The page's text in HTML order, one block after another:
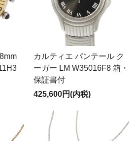
カルティエ パンテール ク
ーガー LM W35016F8 箱・
保証書付
425,600円(内税)